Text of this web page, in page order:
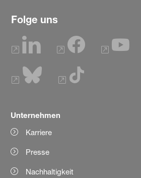
Folge uns
Unternehmen
Karriere
Presse
Nachhaltigkeit